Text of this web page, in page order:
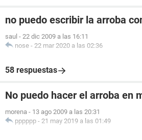
no puedo escribir la arroba
saul - 22 dic 2009 a las 16:11
nose - 22 mar 2020 a las 02:36
58 respuestas
No puedo hacer el arroba en
morena - 13 ago 2009 a las 20:31
pppppp - 21 may 2019 a las 01:49